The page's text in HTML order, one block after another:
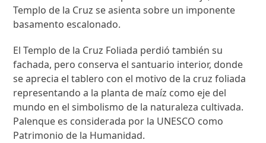
Templo de la Cruz se asienta sobre un imponente
basamento escalonado.
El Templo de la Cruz Foliada perdió también su
fachada, pero conserva el santuario interior, donde
se aprecia el tablero con el motivo de la cruz foliada
representando a la planta de maíz como eje del
mundo en el simbolismo de la naturaleza cultivada.
Palenque es considerada por la UNESCO como
Patrimonio de la Humanidad.